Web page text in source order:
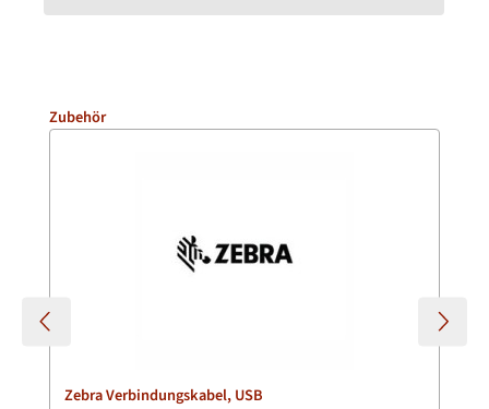
Produktgalerie überspringen
Zubehör
Zebra Verbindungskabel, USB